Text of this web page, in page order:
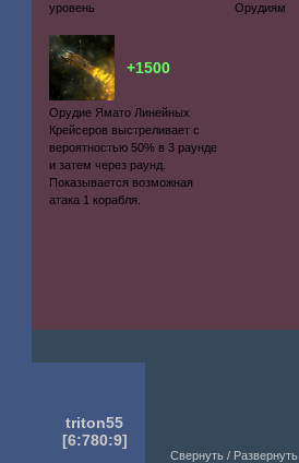
уровень
Орудиям
+1500
Орудие Ямато Линейных
Крейсеров выстреливает с
вероятностью 50% в 3 раунде
и затем через раунд.
Показывается возможная
атака 1 корабля.
triton55
[6:780:9]
Свернуть / Развернуть